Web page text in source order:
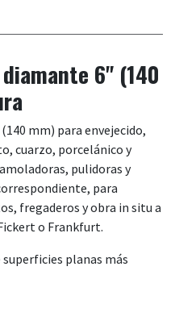
6" (140
mm) para envejecido,
cuarzo, porcelánico y
pulidoras y
para
fregaderos y obra in situ a
o Frankfurt.
planas más